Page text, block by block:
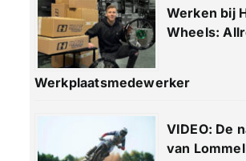
Werken bij
Wheels:
Werkplaatsmedewerker
VIDEO: De
van Lommel